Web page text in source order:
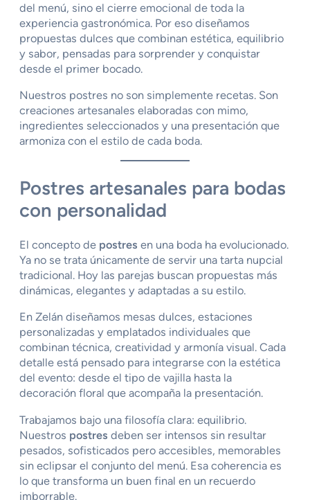
del menú, sino el cierre emocional de toda la
experiencia gastronómica. Por eso diseñamos
propuestas dulces que combinan estética, equilibrio
y sabor, pensadas para sorprender y conquistar
desde el primer bocado.
Nuestros postres no son simplemente recetas. Son
creaciones artesanales elaboradas con mimo,
ingredientes seleccionados y una presentación que
armoniza con el estilo de cada boda.
Postres artesanales para bodas
con personalidad
El concepto de postres en una boda ha evolucionado.
Ya no se trata únicamente de servir una tarta nupcial
tradicional. Hoy las parejas buscan propuestas más
dinámicas, elegantes y adaptadas a su estilo.
En Zelán diseñamos mesas dulces, estaciones
personalizadas y emplatados individuales que
combinan técnica, creatividad y armonía visual. Cada
detalle está pensado para integrarse con la estética
del evento: desde el tipo de vajilla hasta la
decoración floral que acompaña la presentación.
Trabajamos bajo una filosofía clara: equilibrio.
Nuestros postres deben ser intensos sin resultar
pesados, sofisticados pero accesibles, memorables
sin eclipsar el conjunto del menú. Esa coherencia es
lo que transforma un buen final en un recuerdo
imborrable.